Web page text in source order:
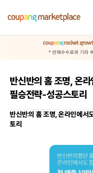
* 판매수수료와 기타
반신반의 홈 조명, 온
필승전략-성공스토리
반신반의 홈 조명, 온라인에서
토리